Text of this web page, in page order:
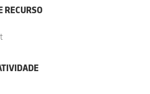
RECURSO